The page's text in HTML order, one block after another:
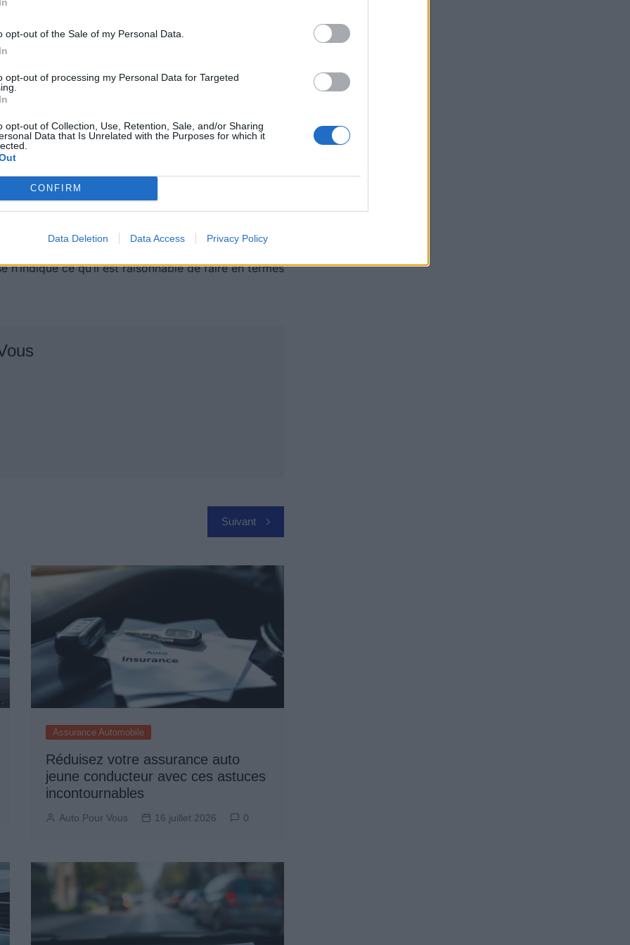
opt-out of the Sale of my Personal Data.
opt-out of processing my Personal Data for Targeted
opt-out of Collection, Use, Retention, Sale, and/or Sharing
Data that Is Unrelated with the Purposes for which it
CONFIRM
Data Deletion Data Access Privacy Policy
voiture répond à la définition de véhicule de
être classée TNR, même si elle a subi de lourds
vue légal, ce qui laisse une possibilité de
Si votre voiture ne remplit pas les critères
significative, elle reste soumise à la
brûlée, immergée ou structurellement atteinte,
de circulation. Par ailleurs, la loi ne contraint
notamment lorsque des pièces rares ou
réparable et ce qui ne l’est pas dépend
et des possibilités techniques et
ce qu’il est raisonnable de faire en termes
Suivant
Assurance Automobile
Réduisez votre assurance auto
jeune conducteur avec ces astuces
incontournables
Auto Pour Vous 16 juillet 2026 0